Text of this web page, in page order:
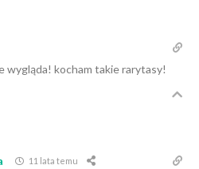
wygląda! kocham takie rarytasy!
11 lata temu